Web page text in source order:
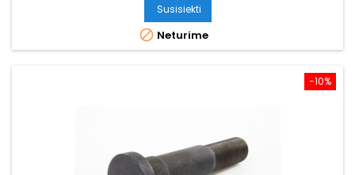
Susisiekti
 Neturime
−10%